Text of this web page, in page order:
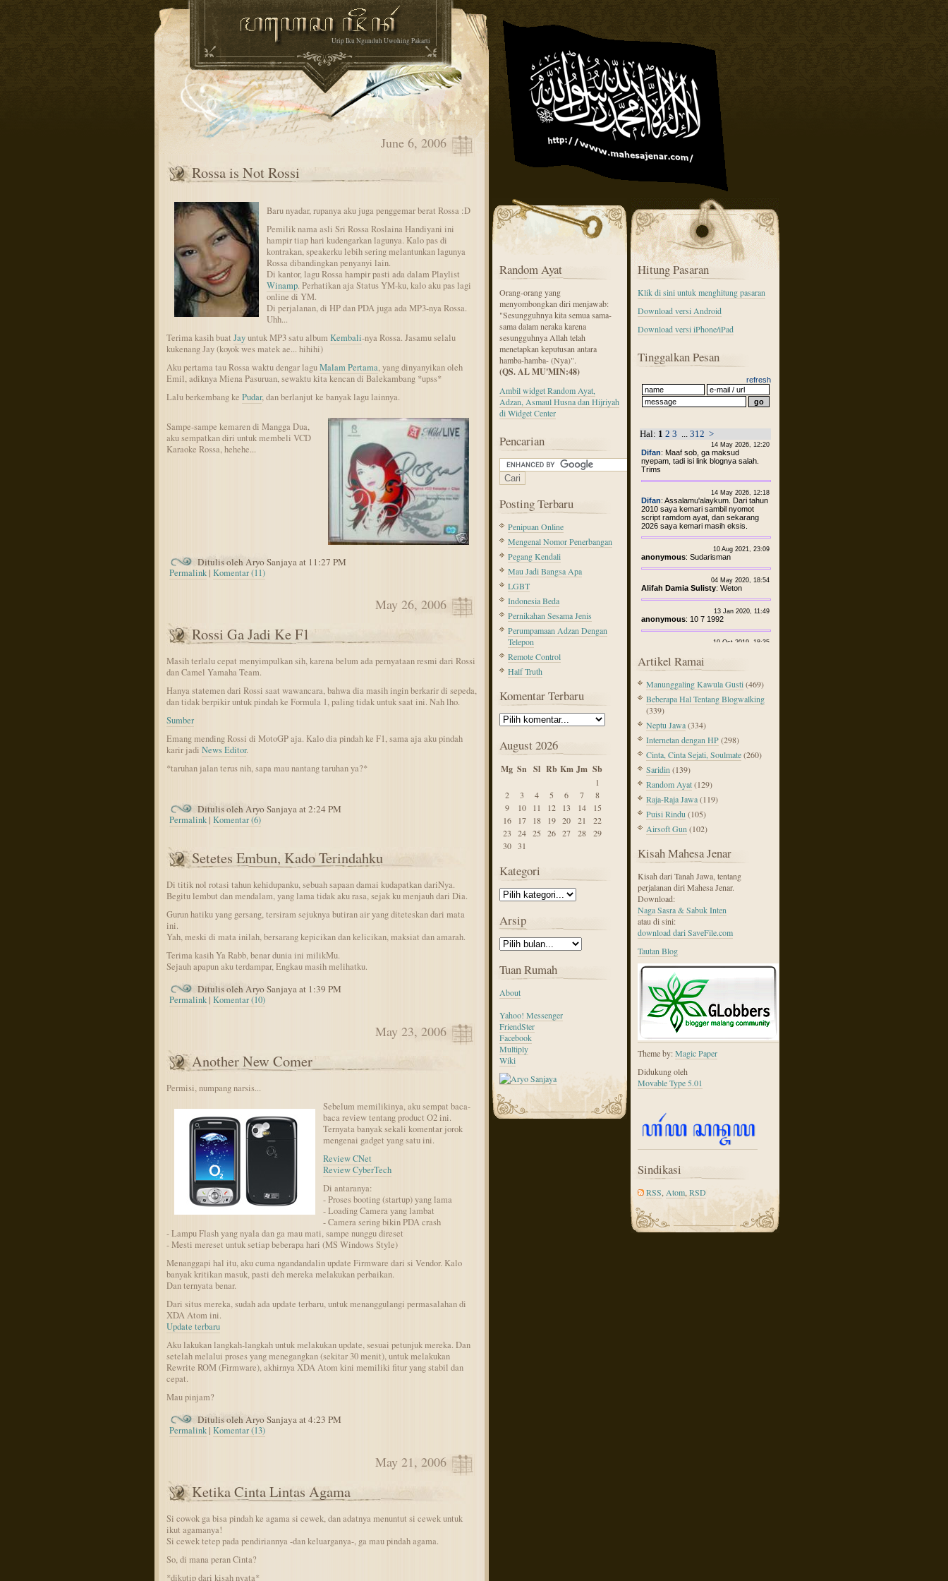
Urip Iku Ngunduh Uwohing Pakarti
June 6, 2006
Rossa is Not Rossi
Baru nyadar, rupanya aku juga penggemar berat Rossa :D
Pemilik nama asli Sri Rossa Roslaina Handiyani ini
hampir tiap hari kudengarkan lagunya. Kalo pas di
kontrakan, speakerku lebih sering melantunkan lagunya
Rossa dibandingkan penyanyi lain.
Di kantor, lagu Rossa hampir pasti ada dalam Playlist
Winamp. Perhatikan aja Status YM-ku, kalo aku pas lagi
online di YM.
Di perjalanan, di HP dan PDA juga ada MP3-nya Rossa.
Uhh...
Terima kasih buat Jayuntuk MP3 satu album Kembali-nya Rossa. Jasamu selalu
kukenang Jay (koyok wes matek ae... hihihi)
Aku pertama tau Rossa waktu dengar laguMalam Pertama, yang dinyanyikan oleh
Emil, adiknya Miena Pasuruan, sewaktu kita kencan di Balekambang *upss*
Lalu berkembang ke Pudar, dan berlanjut ke banyak lagu lainnya.
Sampe-sampe kemaren di Mangga Dua,
aku sempatkan diri untuk membeli VCD
Karaoke Rossa, hehehe...
Ditulis oleh Aryo Sanjaya at 11:27 PM
Permalink |Komentar (11)
May 26, 2006
Rossi Ga Jadi Ke F1
Masih terlalu cepat menyimpulkan sih, karena belum ada pernyataan resmi dari Rossi
dan Camel Yamaha Team.
Hanya statemen dari Rossi saat wawancara, bahwa dia masih ingin berkarir di sepeda,
dan tidak berpikir untuk pindah ke Formula 1, paling tidak untuk saat ini. Nah lho.
Sumber
Emang mending Rossi di MotoGP aja. Kalo dia pindah ke F1, sama aja aku pindah
karir jadi News Editor.
*taruhan jalan terus nih, sapa mau nantang taruhan ya?*
Ditulis oleh Aryo Sanjaya at 2:24 PM
Permalink |Komentar (6)
Setetes Embun, Kado Terindahku
Di titik nol rotasi tahun kehidupanku, sebuah sapaan damai kudapatkan dariNya.
Begitu lembut dan mendalam, yang lama tidak aku rasa, sejak ku menjauh dari Dia.
Gurun hatiku yang gersang, tersiram sejuknya butiran air yang diteteskan dari mata
ini.
Yah, meski di mata inilah, bersarang kepicikan dan kelicikan, maksiat dan amarah.
Terima kasih Ya Rabb, benar dunia ini milikMu.
Sejauh apapun aku terdampar, Engkau masih melihatku.
Ditulis oleh Aryo Sanjaya at 1:39 PM
Permalink |Komentar (10)
May 23, 2006
Another New Comer
Permisi, numpang narsis...
Sebelum memilikinya, aku sempat baca-
baca review tentang product O2 ini.
Ternyata banyak sekali komentar jorok
mengenai gadget yang satu ini.
Review CNet
Review CyberTech
Di antaranya:
- Proses booting (startup) yang lama
- Loading Camera yang lambat
- Camera sering bikin PDA crash
- Lampu Flash yang nyala dan ga mau mati, sampe nunggu direset
- Mesti mereset untuk setiap beberapa hari (MS Windows Style)
Menanggapi hal itu, aku cuma ngandandalin update Firmware dari si Vendor. Kalo
banyak kritikan masuk, pasti deh mereka melakukan perbaikan.
Dan ternyata benar.
Dari situs mereka, sudah ada update terbaru, untuk menanggulangi permasalahan di
XDA Atom ini.
Update terbaru
Aku lakukan langkah-langkah untuk melakukan update, sesuai petunjuk mereka. Dan
setelah melalui proses yang menegangkan (sekitar 30 menit), untuk melakukan
Rewrite ROM (Firmware), akhirnya XDA Atom kini memiliki fitur yang stabil dan
cepat.
Mau pinjam?
Ditulis oleh Aryo Sanjaya at 4:23 PM
Permalink |Komentar (13)
May 21, 2006
Ketika Cinta Lintas Agama
Si cowok ga bisa pindah ke agama si cewek, dan adatnya menuntut si cewek untuk
ikut agamanya!
Si cewek tetep pada pendiriannya -dan keluarganya-, ga mau pindah agama.
So, di mana peran Cinta?
*dikutip dari kisah nyata*
Random Ayat
Orang-orang yang
menyombongkan diri menjawab:
"Sesungguhnya kita semua sama-
sama dalam neraka karena
sesungguhnya Allah telah
menetapkan keputusan antara
hamba-hamba- (Nya)".
(QS. AL MU'MIN:48)
Ambil widget Random Ayat,
Adzan, Asmaul Husna dan Hijriyah
di Widget Center
Pencarian
Posting Terbaru
Penipuan Online
Mengenal Nomor Penerbangan
Pegang Kendali
Mau Jadi Bangsa Apa
LGBT
Indonesia Beda
Pernikahan Sesama Jenis
Perumpamaan Adzan Dengan
Telepon
Remote Control
Half Truth
Komentar Terbaru
August 2026
Mg Sn Sl Rb Km Jm Sb
1
2
3 4 5 6 7
8
9
10 11 12 13 14
15
16
17 18 19 20 21
22
23
24 25 26 27 28
29
30 31
Kategori
Arsip
Tuan Rumah
About
Yahoo! Messenger
FriendSter
Facebook
Multiply
Wiki
Hitung Pasaran
Klik di sini untuk menghitung pasaran
Download versi Android
Download versi iPhone/iPad
Tinggalkan Pesan
Artikel Ramai
Manunggaling Kawula Gusti(469)
Beberapa Hal Tentang Blogwalking
(339)
Neptu Jawa(334)
Internetan dengan HP(298)
Cinta, Cinta Sejati, Soulmate(260)
Saridin (139)
Random Ayat(129)
Raja-Raja Jawa(119)
Puisi Rindu (105)
Airsoft Gun (102)
Kisah Mahesa Jenar
Kisah dari Tanah Jawa, tentang
perjalanan diri Mahesa Jenar.
Download:
Naga Sasra & Sabuk Inten
atau di sini:
download dari SaveFile.com
Tautan Blog
Theme by:Magic Paper
Didukung oleh
Movable Type 5.01
Sindikasi
RSS Atom, RSD